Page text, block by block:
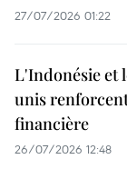
27/07/2026 01:22
L'Indonésie et
unis
financière
26/07/2026 12:48